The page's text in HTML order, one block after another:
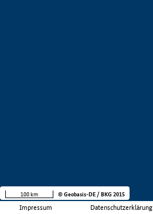
Impressum Datenschutzerklärung
100 km © Geobasis-DE / BKG 2015